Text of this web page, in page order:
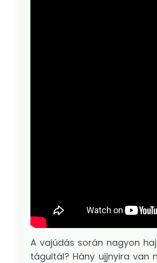
A vajúdás során nagyon
tágultál? Hány ujjnyira van